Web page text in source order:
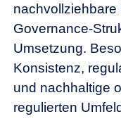
Governance-
Umsetzung.
Konsistenz,
und nachhaltige
regulierten